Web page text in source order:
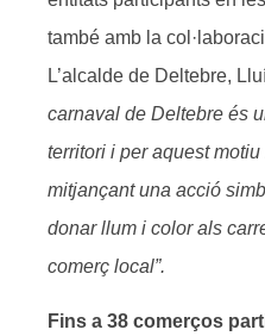
també amb la
L’alcalde de Deltebre,
carnaval de Deltebre és
territori i per aquest
mitjançant una acció
donar llum i color als
comerç local”.
Fins a 38 comerços